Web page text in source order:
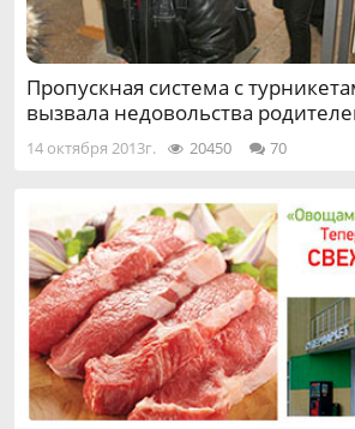
Пропускная система с
вызвала недовольства
14 октября 2013г. 20450 70